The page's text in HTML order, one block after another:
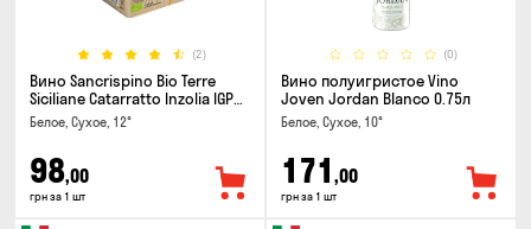
(2)
Вино Sancrispino Bio Terre
Siciliane Catarratto Inzolia IGP
0.5л
Белое, Сухое, 12°
98,00
грн за 1 шт
(0)
Вино полуигристое Vino
Joven Jordan Blanco 0.75л
Белое, Сухое, 10°
171 ,00
грн за 1 шт